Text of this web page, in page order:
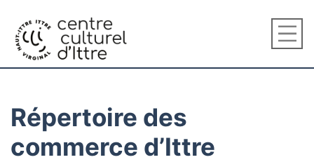
Répertoire des
commerce d’Ittre